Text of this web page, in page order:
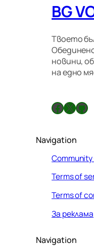
BG
Твоето
новини,
на едно
Facebook X GitHub
Navigation
Terms of
Terms of
За реклама
Navigation